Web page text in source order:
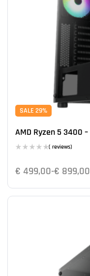
SALE 29%
( reviews)
€ 499,00-€ 899,00